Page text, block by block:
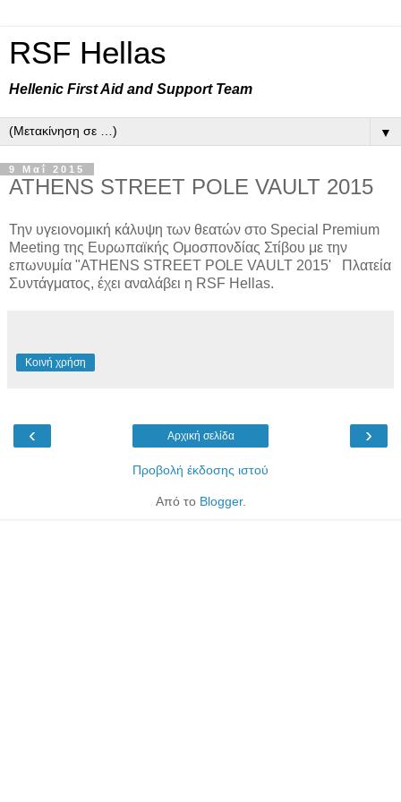
RSF Hellas
Hellenic First Aid and Support Team
▼
9 Μαΐ 2015
ATHENS STREET POLE VAULT 2015
Την υγειονομική κάλυψη των θεατών στο Special Premium
Meeting της Ευρωπαϊκής Ομοσπονδίας Στίβου με την
επωνυμία "ATHENS STREET POLE VAULT 2015' Πλατεία
Συντάγματος, έχει αναλάβει η RSF Hellas.
Κοινή χρήση
‹ ›
Αρχική σελίδα
Προβολή έκδοσης ιστού
Από το Blogger.